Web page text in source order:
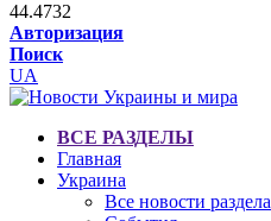
44.4732
Авторизация
Поиск
UA
ВСЕ РАЗДЕЛЫ
Главная
Украина
Все новости раздела